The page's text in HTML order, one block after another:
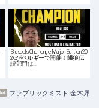
Brussels Challenge Major Edition 20
26がベルギーで開催！餓狼伝
説部門は…
ファブリックミスト 金木犀